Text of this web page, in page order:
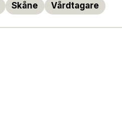
Skåne Vårdtagare